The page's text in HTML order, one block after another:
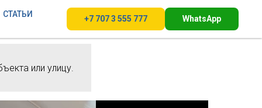
СТАТЬИ
+7 707 3 555 777 WhatsApp
или улицу.